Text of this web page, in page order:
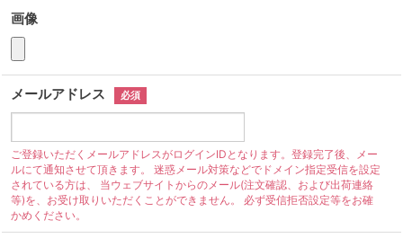
画像
メールアドレス 必須
ご登録いただくメールアドレスがログインIDとなります。登録完了後、メー
ルにて通知させて頂きます。 迷惑メール対策などでドメイン指定受信を設定
されている方は、 当ウェブサイトからのメール(注文確認、および出荷連絡
等)を、お受け取りいただくことができません。 必ず受信拒否設定等をお確
かめください。